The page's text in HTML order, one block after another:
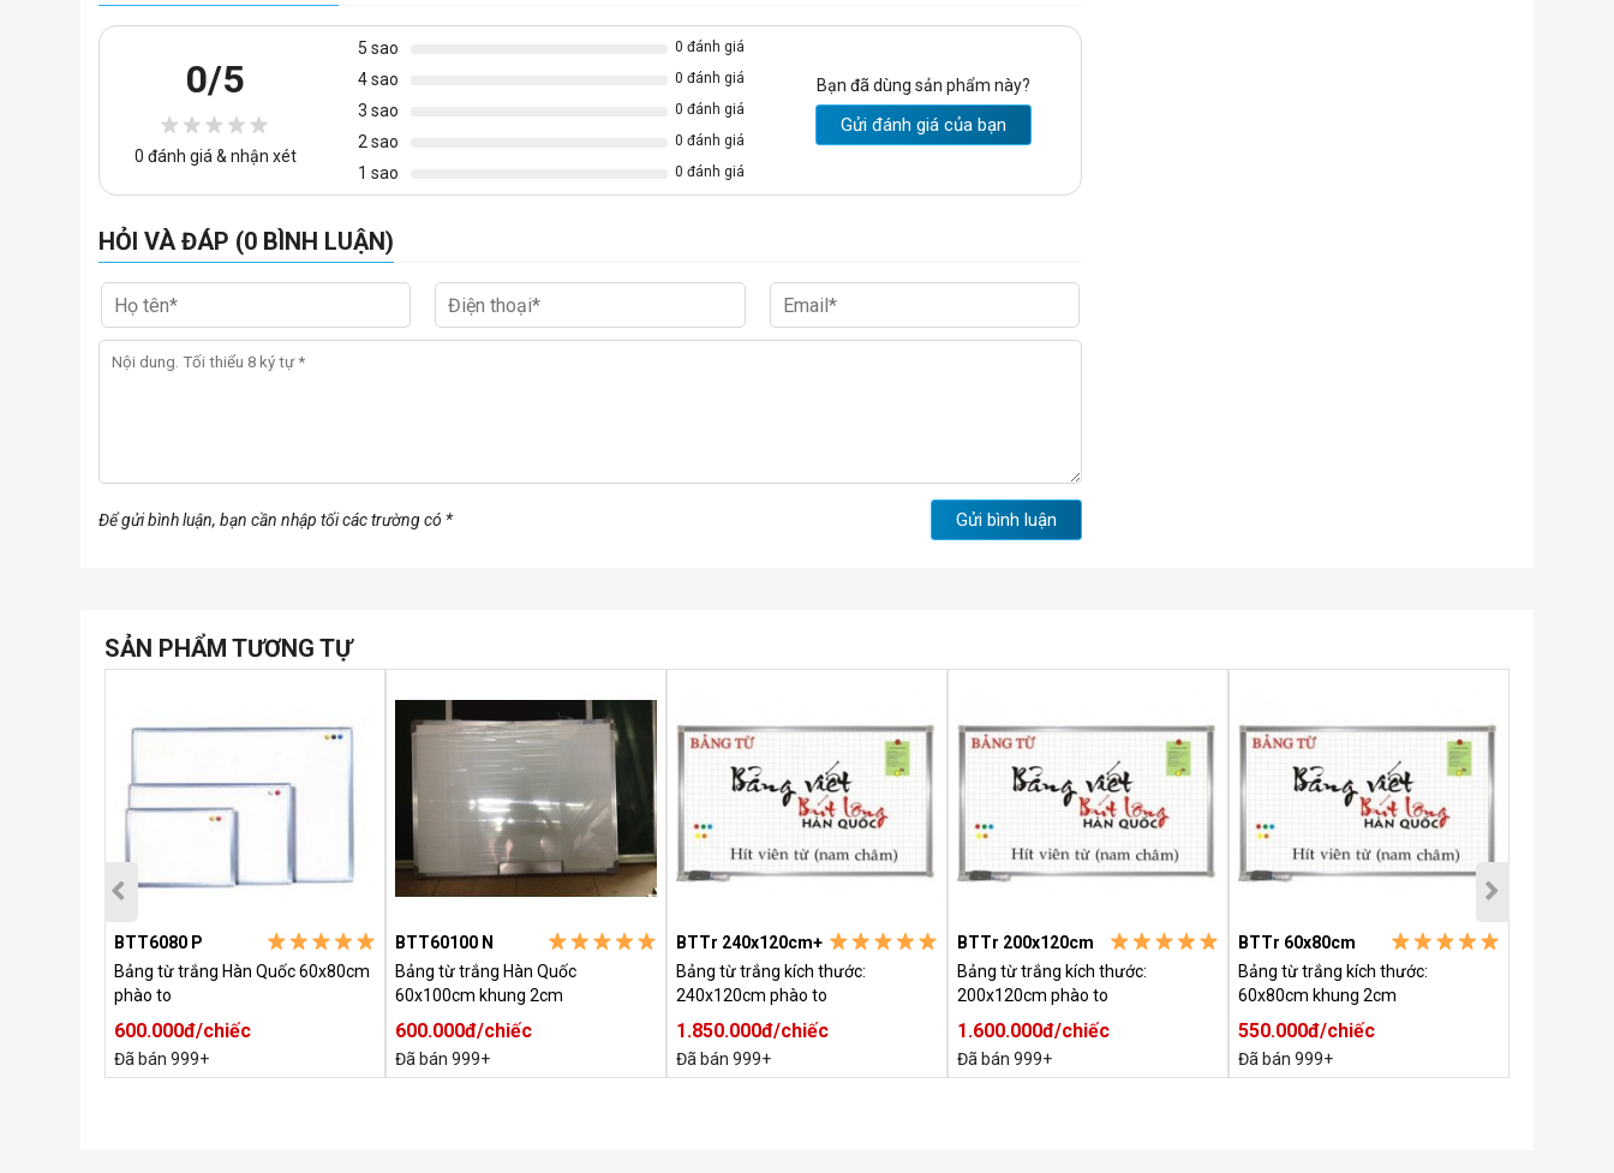
0/5
0 đánh giá & nhận xét
5 sao 0 đánh giá
4 sao 0 đánh giá
3 sao 0 đánh giá
2 sao 0 đánh giá
1 sao 0 đánh giá
Bạn đã dùng sản phẩm này?
Gửi đánh giá của bạn
HỎI VÀ ĐÁP (0 BÌNH LUẬN)
Để gửi bình luận, bạn cần nhập tối các trường có * Gửi bình luận
SẢN PHẨM TƯƠNG TỰ
BTT6080 P
Bảng từ trắng Hàn Quốc 60x80cm
phào to
600.000đ/chiếc
Đã bán 999+
BTT60100 N
Bảng từ trắng Hàn Quốc
60x100cm khung 2cm
600.000đ/chiếc
Đã bán 999+
BTTr 240x120cm+
Bảng từ trắng kích thước:
240x120cm phào to
1.850.000đ/chiếc
Đã bán 999+
BTTr 200x120cm
Bảng từ trắng kích thước:
200x120cm phào to
1.600.000đ/chiếc
Đã bán 999+
BTTr 60x80cm
Bảng từ trắng kích thước:
60x80cm khung 2cm
550.000đ/chiếc
Đã bán 999+